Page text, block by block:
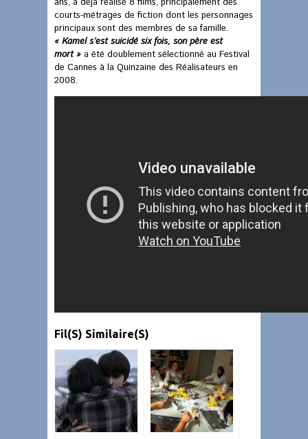
courts-métrages de fiction dont les personnages
principaux sont des membres de sa famille.
« Kamel s’est suicidé six fois, son père est
mort » a été doublement sélectionné au Festival
de Cannes à la Quinzaine des Réalisateurs en
2008.
Fil(s) Similaire(s)